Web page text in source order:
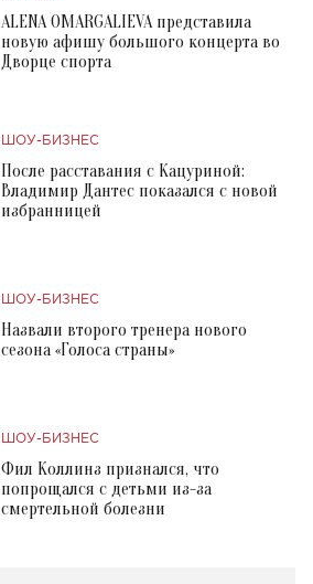
ALENA OMARGALIEVA представила
новую афишу большого концерта во
Дворце спорта
ШОУ-БИЗНЕС
После расставания с Кацуриной:
Владимир Дантес показался с новой
избранницей
ШОУ-БИЗНЕС
Назвали второго тренера нового
сезона «Голоса страны»
ШОУ-БИЗНЕС
Фил Коллинз признался, что
попрощался с детьми из-за
смертельной болезни